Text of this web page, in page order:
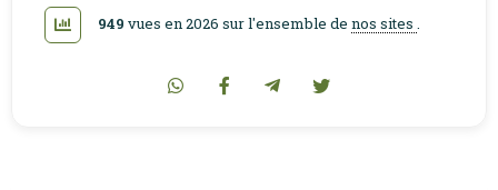
949 vues en 2026 sur l'ensemble de nos sites